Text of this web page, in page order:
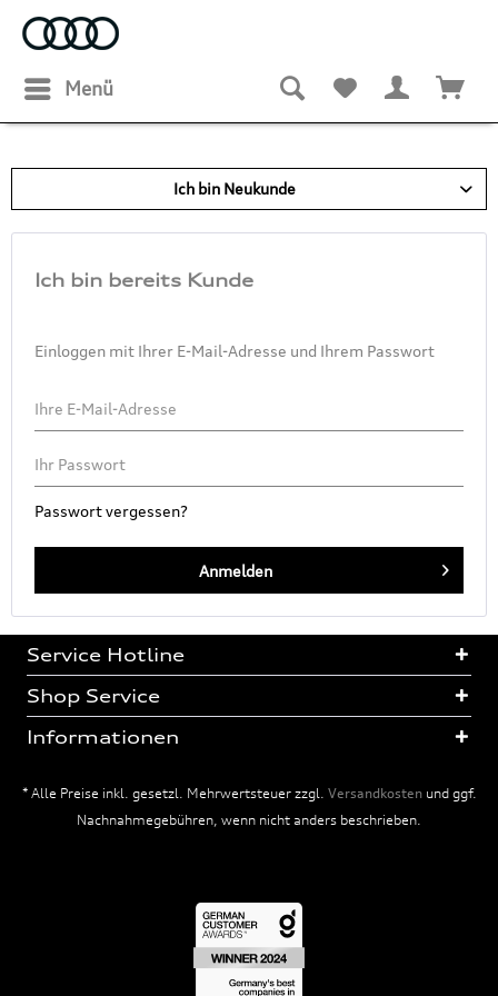
Menü
Ich bin Neukunde
Ich bin bereits Kunde
Einloggen mit Ihrer E-Mail-Adresse und Ihrem Passwort
Passwort vergessen?
Anmelden
Service Hotline
Shop Service
Informationen
* Alle Preise inkl. gesetzl. Mehrwertsteuer zzgl. Versandkostenund ggf.
Nachnahmegebühren, wenn nicht anders beschrieben.